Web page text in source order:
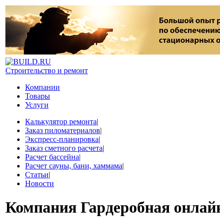
Строительство и ремонт
Компании
Товары
Услуги
Калькулятор ремонта|
Заказ пиломатериалов|
Экспресс-планировка|
Заказ сметного расчета|
Расчет бассейна|
Расчет сауны, бани, хаммама|
Статьи|
Новости
Компания Гардеробная